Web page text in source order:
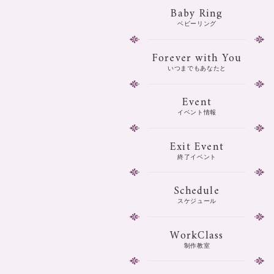
Baby Ring
ベビーリング
Forever with You
いつまでもあなたと
Event
イベント情報
Exit Event
終了イベント
Schedule
スケジュール
WorkClass
制作教室